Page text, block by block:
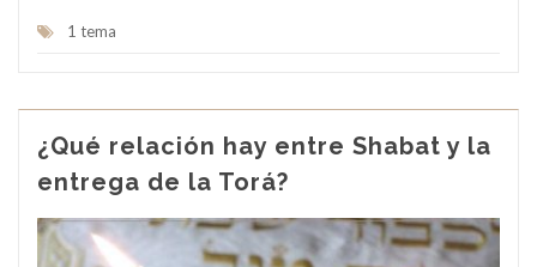
1 tema
¿Qué relación hay entre Shabat y la
entrega de la Torá?